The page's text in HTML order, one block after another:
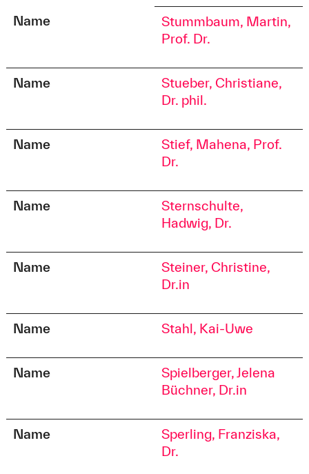
Name
Stummbaum, Martin,
Prof. Dr.
Name
Stueber, Christiane,
Dr. phil.
Name
Stief, Mahena, Prof.
Dr.
Name
Sternschulte,
Hadwig, Dr.
Name
Steiner, Christine,
Dr.in
Name Stahl, Kai-Uwe
Name
Spielberger, Jelena
Büchner, Dr.in
Name
Sperling, Franziska,
Dr.